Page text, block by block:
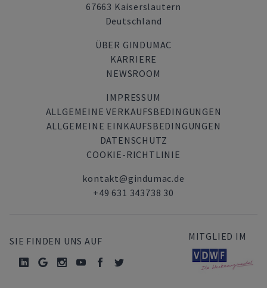
67663 Kaiserslautern
Deutschland
ÜBER GINDUMAC
KARRIERE
NEWSROOM
IMPRESSUM
ALLGEMEINE VERKAUFSBEDINGUNGEN
ALLGEMEINE EINKAUFSBEDINGUNGEN
DATENSCHUTZ
COOKIE-RICHTLINIE
kontakt@gindumac.de
+49 631 343738 30
SIE FINDEN UNS AUF MITGLIED IM